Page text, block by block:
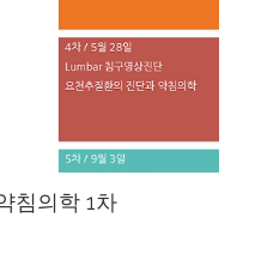
침의학 1차